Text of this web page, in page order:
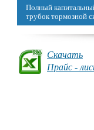
Двигатель – это
можно
Скачать
Прайс -